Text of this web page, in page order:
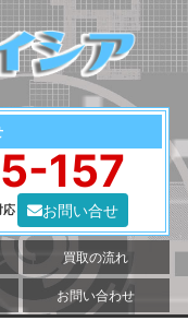
157
お問い合せ
買取の流れ
お問い合わせ